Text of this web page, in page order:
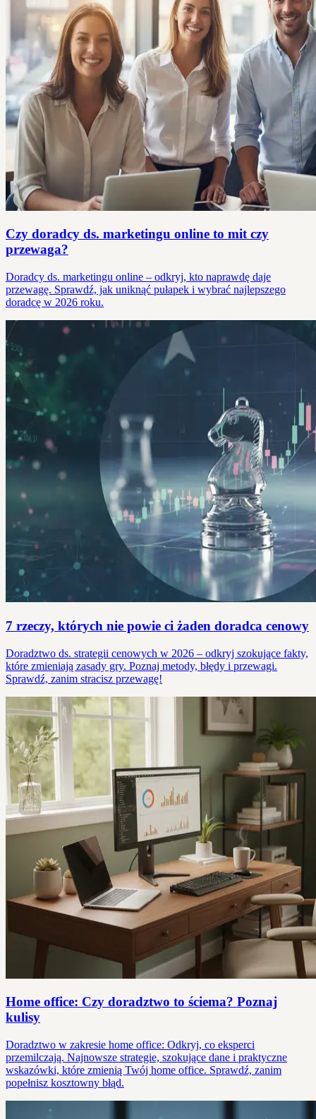
Czy doradcy ds. marketingu online to mit czy
przewaga?
Doradcy ds. marketingu online – odkryj, kto naprawdę daje
przewagę. Sprawdź, jak uniknąć pułapek i wybrać najlepszego
doradcę w 2026 roku.
7 rzeczy, których nie powie ci żaden doradca cenowy
Doradztwo ds. strategii cenowych w 2026 – odkryj szokujące fakty,
które zmieniają zasady gry. Poznaj metody, błędy i przewagi.
Sprawdź, zanim stracisz przewagę!
Home office: Czy doradztwo to ściema? Poznaj
kulisy
Doradztwo w zakresie home office: Odkryj, co eksperci
przemilczają. Najnowsze strategie, szokujące dane i praktyczne
wskazówki, które zmienią Twój home office. Sprawdź, zanim
popełnisz kosztowny błąd.